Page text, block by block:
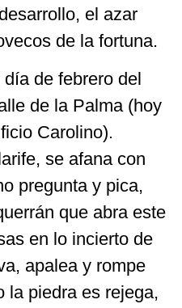
el azar
de la fortuna.
de febrero del
de la Palma (hoy
Carolino).
se afana con
pregunta y pica,
que abra este
en lo incierto de
apalea y rompe
la piedra es rejega,